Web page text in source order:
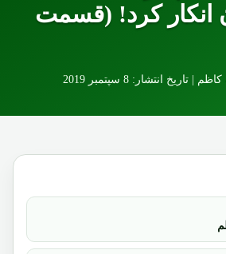
انکار کرد! (قسمت
انتشار: 8 سپتمبر 2019